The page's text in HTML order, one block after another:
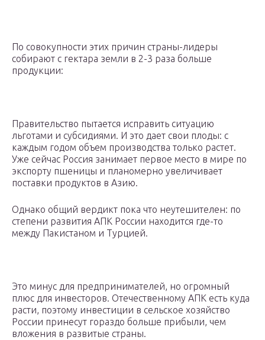
По совокупности этих причин страны-лидеры
собирают с гектара земли в 2-3 раза больше
продукции:
Правительство пытается исправить ситуацию
льготами и субсидиями. И это дает свои плоды: с
каждым годом объем производства только растет.
Уже сейчас Россия занимает первое место в мире по
экспорту пшеницы и планомерно увеличивает
поставки продуктов в Азию.
Однако общий вердикт пока что неутешителен: по
степени развития АПК России находится где-то
между Пакистаном и Турцией.
Это минус для предпринимателей, но огромный
плюс для инвесторов. Отечественному АПК есть куда
расти, поэтому инвестиции в сельское хозяйство
России принесут гораздо больше прибыли, чем
вложения в развитые страны.